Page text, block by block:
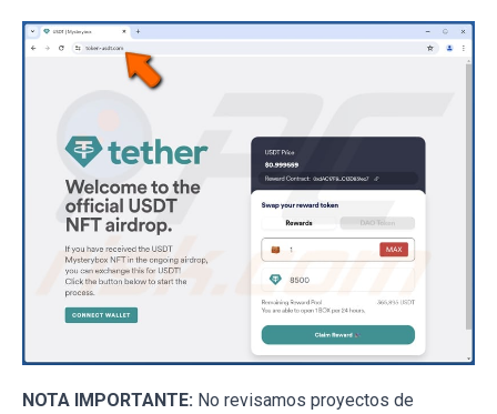
NOTA IMPORTANTE: No revisamos proyectos de